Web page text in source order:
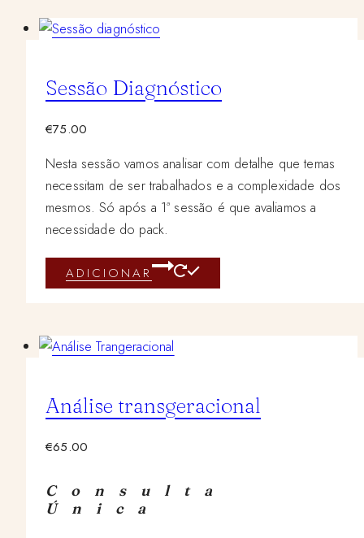
Sessão Diagnóstico
€75.00
Nesta sessão vamos analisar com detalhe que temas
necessitam de ser trabalhados e a complexidade dos
mesmos. Só após a 1ª sessão é que avaliamos a
necessidade do pack.
ADICIONAR
Análise transgeracional
€65.00
Consulta
Única